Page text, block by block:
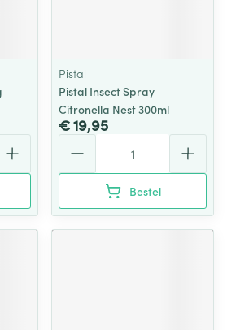
Pistal
Pistal Insect Spray
Citronella Nest 300ml
€ 19,95
Bestel